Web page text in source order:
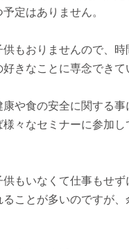
定はありません。
供もおりませんので、
きなことに専念できて
や食の安全に関する事
様々なセミナーに参加
供もいなくて仕事もせ
ることが多いのですが